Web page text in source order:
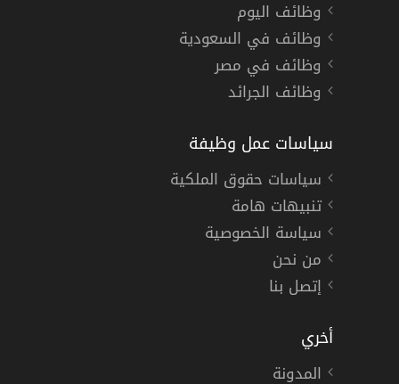
وظائف اليوم
وظائف في السعودية
وظائف في مصر
وظائف الجرائد
سياسات عمل وظيفة
سياسات حقوق الملكية
تنبيهات هامة
سياسة الخصوصية
من نحن
إتصل بنا
أخري
المدونة